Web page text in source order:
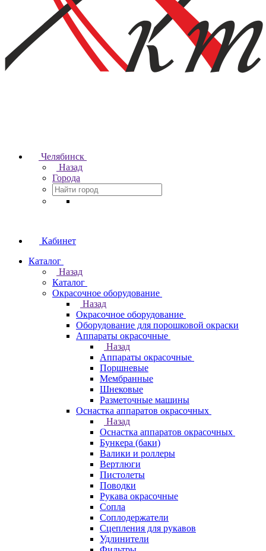
Челябинск
Назад
Города
Кабинет
Каталог
Назад
Каталог
Окрасочное оборудование
Назад
Окрасочное оборудование
Оборудование для порошковой окраски
Аппараты окрасочные
Назад
Аппараты окрасочные
Поршневые
Мембранные
Шнековые
Разметочные машины
Оснастка аппаратов окрасочных
Назад
Оснастка аппаратов окрасочных
Бункера (баки)
Валики и роллеры
Вертлюги
Пистолеты
Поводки
Рукава окрасочные
Сопла
Соплодержатели
Сцепления для рукавов
Удлинители